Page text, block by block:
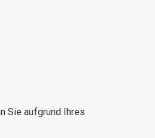
Sie aufgrund Ihres